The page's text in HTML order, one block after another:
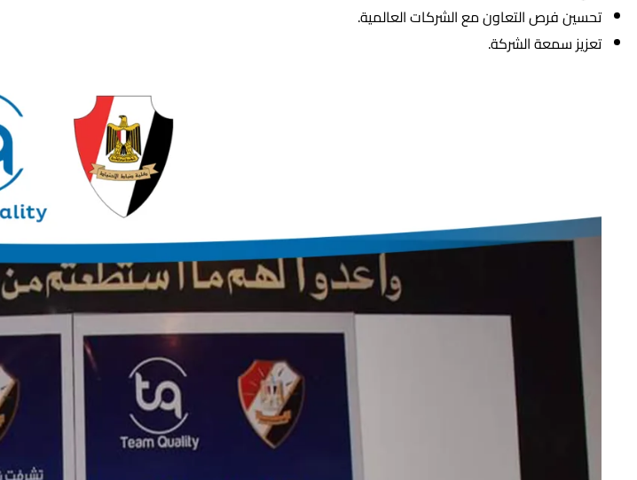
تحسين فرص التعاون مع الشركات العالمية.
تعزيز سمعة الشركة.